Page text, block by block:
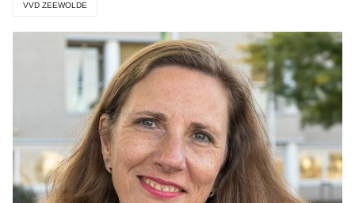
VVD ZEEWOLDE